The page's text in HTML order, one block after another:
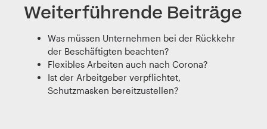
Weiterführende Beiträge
Was müssen Unternehmen bei der Rückkehr
der Beschäftigten beachten?
Flexibles Arbeiten auch nach Corona?
Ist der Arbeitgeber verpflichtet,
Schutzmasken bereitzustellen?